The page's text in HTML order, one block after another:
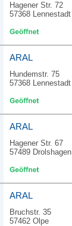
Hagener Str. 72
57368 Lennestadt
ARAL
Hundemstr. 75
57368 Lennestadt
ARAL
Hagener Str. 67
57489 Drolshagen
ARAL
Bruchstr. 35
57462 Olpe